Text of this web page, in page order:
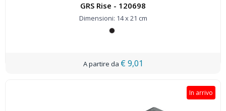
GRS Rise - 120698
Dimensioni: 14 x 21 cm
€ 9,01
In arrivo